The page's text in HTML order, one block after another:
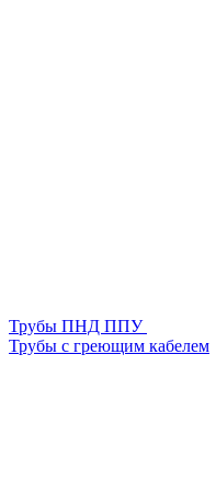
Трубы ПНД ППУ
Трубы с греющим кабелем